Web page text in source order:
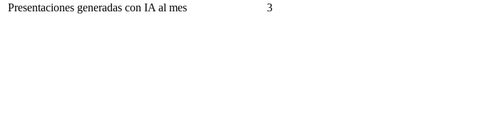
Presentaciones generadas con IA al mes 3